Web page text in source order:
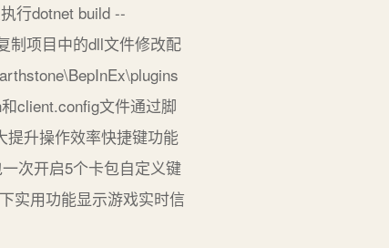
行dotnet build --
制项目中的dll文件修改配
client.config文件通过脚
提升操作效率快捷键功能
次开启5个卡包自定义键
实用功能显示游戏实时信